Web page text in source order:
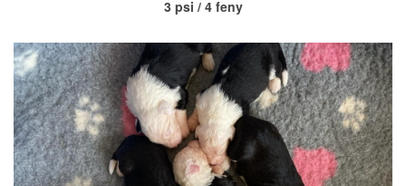
3 psi / 4 feny